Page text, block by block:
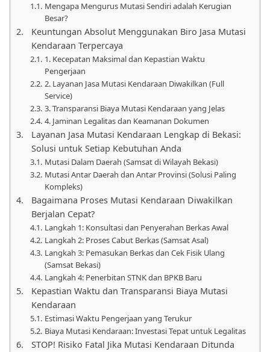
Mengapa Mengurus Mutasi Sendiri adalah Kerugian
Besar?
Keuntungan Absolut Menggunakan Biro Jasa Mutasi
Kendaraan Terpercaya
1. Kecepatan Maksimal dan Kepastian Waktu
Pengerjaan
2. Layanan Jasa Mutasi Kendaraan Diwakilkan (Full
Service)
3. Transparansi Biaya Mutasi Kendaraan yang Jelas
4. Jaminan Legalitas dan Keamanan Dokumen
Layanan Jasa Mutasi Kendaraan Lengkap di Bekasi:
Solusi untuk Setiap Kebutuhan Anda
Mutasi Dalam Daerah (Samsat di Wilayah Bekasi)
Mutasi Antar Daerah dan Antar Provinsi (Solusi Paling
Kompleks)
Bagaimana Proses Mutasi Kendaraan Diwakilkan
Berjalan Cepat?
Langkah 1: Konsultasi dan Penyerahan Berkas Awal
Langkah 2: Proses Cabut Berkas (Samsat Asal)
Langkah 3: Pemasukan Berkas dan Cek Fisik Ulang
(Samsat Bekasi)
Langkah 4: Penerbitan STNK dan BPKB Baru
Kepastian Waktu dan Transparansi Biaya Mutasi
Kendaraan
Estimasi Waktu Pengerjaan yang Terukur
Biaya Mutasi Kendaraan: Investasi Tepat untuk Legalitas
STOP! Risiko Fatal Jika Mutasi Kendaraan Ditunda